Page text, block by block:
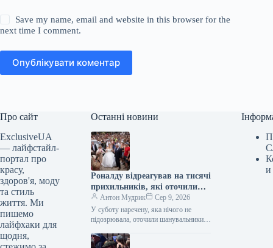
Save my name, email and website in this browser for the
next time I comment.
Опублікувати коментар
Про сайт
ExclusiveUA
— лайфстайл-
портал про
красу,
здоров'я, моду
та стиль
життя. Ми
пишемо
лайфхаки для
щодня,
Останні новини
Роналду відреагував на тисячі
прихильників, які оточили
наречену на весіллі на
Мадейрі
Антон Мудрик
Сер 9, 2026
У суботу наречену, яка нічого не
підозрювала, оточили шанувальники
кафедрального собору Фуншала (Nick
и